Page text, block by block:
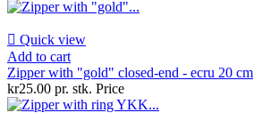
 Quick view
Add to cart
Zipper with "gold" closed-end - ecru 20 cm
kr25.00 pr. stk. Price